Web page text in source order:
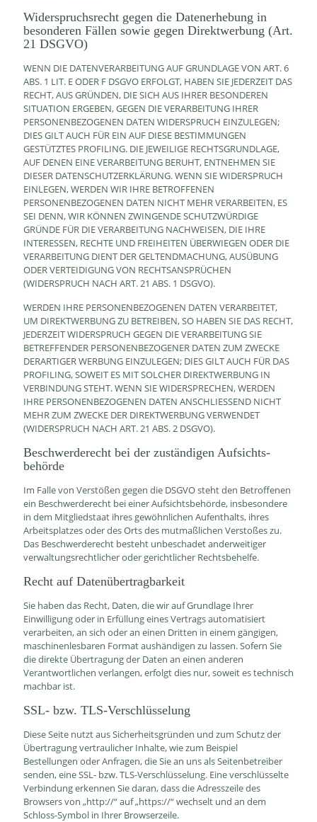
Widerspruchsrecht gegen die Datenerhebung in
besonderen Fällen sowie gegen Direktwerbung (Art.
21 DSGVO)
WENN DIE DATENVERARBEITUNG AUF GRUNDLAGE VON ART. 6
ABS. 1 LIT. E ODER F DSGVO ERFOLGT, HABEN SIE JEDERZEIT DAS
RECHT, AUS GRÜNDEN, DIE SICH AUS IHRER BESONDEREN
SITUATION ERGEBEN, GEGEN DIE VERARBEITUNG IHRER
PERSONENBEZOGENEN DATEN WIDERSPRUCH EINZULEGEN;
DIES GILT AUCH FÜR EIN AUF DIESE BESTIMMUNGEN
GESTÜTZTES PROFILING. DIE JEWEILIGE RECHTSGRUNDLAGE,
AUF DENEN EINE VERARBEITUNG BERUHT, ENTNEHMEN SIE
DIESER DATENSCHUTZERKLÄRUNG. WENN SIE WIDERSPRUCH
EINLEGEN, WERDEN WIR IHRE BETROFFENEN
PERSONENBEZOGENEN DATEN NICHT MEHR VERARBEITEN, ES
SEI DENN, WIR KÖNNEN ZWINGENDE SCHUTZWÜRDIGE
GRÜNDE FÜR DIE VERARBEITUNG NACHWEISEN, DIE IHRE
INTERESSEN, RECHTE UND FREIHEITEN ÜBERWIEGEN ODER DIE
VERARBEITUNG DIENT DER GELTENDMACHUNG, AUSÜBUNG
ODER VERTEIDIGUNG VON RECHTSANSPRÜCHEN
(WIDERSPRUCH NACH ART. 21 ABS. 1 DSGVO).
WERDEN IHRE PERSONENBEZOGENEN DATEN VERARBEITET,
UM DIREKTWERBUNG ZU BETREIBEN, SO HABEN SIE DAS RECHT,
JEDERZEIT WIDERSPRUCH GEGEN DIE VERARBEITUNG SIE
BETREFFENDER PERSONENBEZOGENER DATEN ZUM ZWECKE
DERARTIGER WERBUNG EINZULEGEN; DIES GILT AUCH FÜR DAS
PROFILING, SOWEIT ES MIT SOLCHER DIREKTWERBUNG IN
VERBINDUNG STEHT. WENN SIE WIDERSPRECHEN, WERDEN
IHRE PERSONENBEZOGENEN DATEN ANSCHLIESSEND NICHT
MEHR ZUM ZWECKE DER DIREKTWERBUNG VERWENDET
(WIDERSPRUCH NACH ART. 21 ABS. 2 DSGVO).
Beschwerde­recht bei der zuständigen Aufsichts­
behörde
Im Falle von Verstößen gegen die DSGVO steht den Betroffenen
ein Beschwerderecht bei einer Aufsichtsbehörde, insbesondere
in dem Mitgliedstaat ihres gewöhnlichen Aufenthalts, ihres
Arbeitsplatzes oder des Orts des mutmaßlichen Verstoßes zu.
Das Beschwerderecht besteht unbeschadet anderweitiger
verwaltungsrechtlicher oder gerichtlicher Rechtsbehelfe.
Recht auf Daten­übertrag­barkeit
Sie haben das Recht, Daten, die wir auf Grundlage Ihrer
Einwilligung oder in Erfüllung eines Vertrags automatisiert
verarbeiten, an sich oder an einen Dritten in einem gängigen,
maschinenlesbaren Format aushändigen zu lassen. Sofern Sie
die direkte Übertragung der Daten an einen anderen
Verantwortlichen verlangen, erfolgt dies nur, soweit es technisch
machbar ist.
SSL- bzw. TLS-Verschlüsselung
Diese Seite nutzt aus Sicherheitsgründen und zum Schutz der
Übertragung vertraulicher Inhalte, wie zum Beispiel
Bestellungen oder Anfragen, die Sie an uns als Seitenbetreiber
senden, eine SSL- bzw. TLS-Verschlüsselung. Eine verschlüsselte
Verbindung erkennen Sie daran, dass die Adresszeile des
Browsers von „http://“ auf „https://“ wechselt und an dem
Schloss-Symbol in Ihrer Browserzeile.